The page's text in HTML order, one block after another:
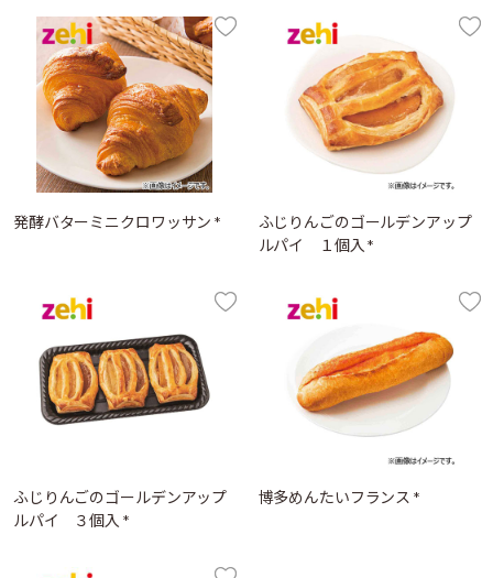
発酵バターミニクロワッサン *
ふじりんごのゴールデンアップ
ルパイ １個入 *
ふじりんごのゴールデンアップ
ルパイ ３個入 *
博多めんたいフランス *